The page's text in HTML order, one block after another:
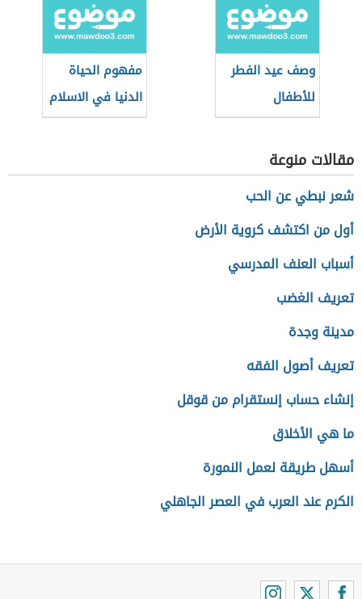
وصف عيد الفطر
للأطفال
مفهوم الحياة
الدنيا في الاسلام
مقالات منوعة
شعر نبطي عن الحب
أول من اكتشف كروية الأرض
أسباب العنف المدرسي
تعريف الغضب
مدينة وجدة
تعريف أصول الفقه
إنشاء حساب إنستقرام من قوقل
ما هي الأخلاق
أسهل طريقة لعمل النمورة
الكرم عند العرب في العصر الجاهلي